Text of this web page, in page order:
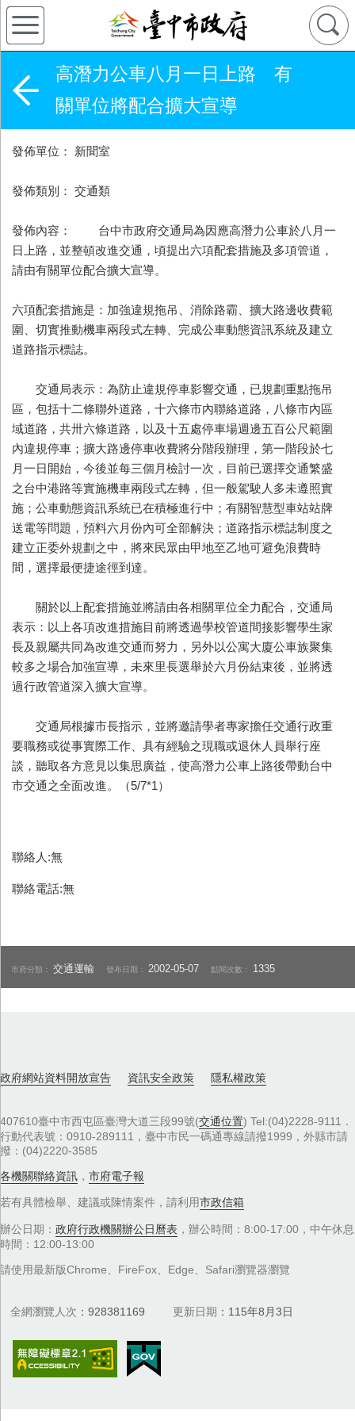
高潛力公車八月一日上路 有
關單位將配合擴大宣導
發佈單位： 新聞室
發佈類別： 交通類
發佈內容： 台中市政府交通局為因應高潛力公車於八月一
日上路，並整頓改進交通，頃提出六項配套措施及多項管道，
請由有關單位配合擴大宣導。
六項配套措施是：加強違規拖吊、消除路霸、擴大路邊收費範
圍、切實推動機車兩段式左轉、完成公車動態資訊系統及建立
道路指示標誌。
交通局表示：為防止違規停車影響交通，已規劃重點拖吊
區，包括十二條聯外道路，十六條市內聯絡道路，八條市內區
域道路，共卅六條道路，以及十五處停車場週邊五百公尺範圍
內違規停車；擴大路邊停車收費將分階段辦理，第一階段於七
月一日開始，今後並每三個月檢討一次，目前已選擇交通繁盛
之台中港路等實施機車兩段式左轉，但一般駕駛人多未遵照實
施；公車動態資訊系統已在積極進行中；有關智慧型車站站牌
送電等問題，預料六月份內可全部解決；道路指示標誌制度之
建立正委外規劃之中，將來民眾由甲地至乙地可避免浪費時
間，選擇最便捷途徑到達。
關於以上配套措施並將請由各相關單位全力配合，交通局
表示：以上各項改進措施目前將透過學校管道間接影響學生家
長及親屬共同為改進交通而努力，另外以公寓大廈公車族聚集
較多之場合加強宣導，未來里長選舉於六月份結束後，並將透
過行政管道深入擴大宣導。
交通局根據市長指示，並將邀請學者專家擔任交通行政重
要職務或從事實際工作、具有經驗之現職或退休人員舉行座
談，聽取各方意見以集思廣益，使高潛力公車上路後帶動台中
市交通之全面改進。（5/7*1）
聯絡人:無
聯絡電話:無
市府分類：交通運輸 發布日期： 2002-05-07 點閱次數： 1335
政府網站資料開放宣告 資訊安全政策 隱私權政策
407610臺中市西屯區臺灣大道三段99號(交通位置) Tel:(04)2228-9111．
行動代表號：0910-289111，臺中市民一碼通專線請撥1999，外縣市請
撥：(04)2220-3585
各機關聯絡資訊 ， 市府電子報
若有具體檢舉、建議或陳情案件，請利用市政信箱
辦公日期： 政府行政機關辦公日曆表 ，辦公時間：8:00-17:00，中午休息
時間：12:00-13:00
請使用最新版Chrome、FireFox、Edge、Safari瀏覽器瀏覽
全網瀏覽人次 928381169 更新日期 115年8月3日